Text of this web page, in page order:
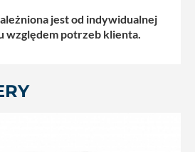
jest od indywidualnej
względem potrzeb klienta.